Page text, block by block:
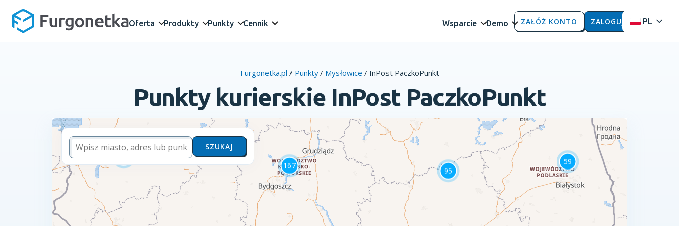
Oferta Produkty Punkty Cennik Wsparcie Demo ZAŁÓŻ KONTO ZALOGUJ PL
Furgonetka.pl / Punkty / Mysłowice / InPost PaczkoPunkt
Punkty kurierskie InPost PaczkoPunkt